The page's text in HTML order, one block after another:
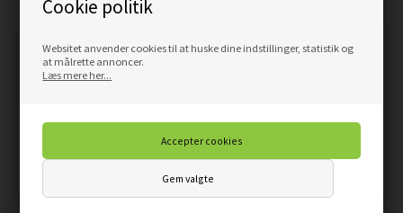
Cookie politik
Websitet anvender cookies til at huske dine indstillinger, statistik og
at målrette annoncer.
Læs mere her...